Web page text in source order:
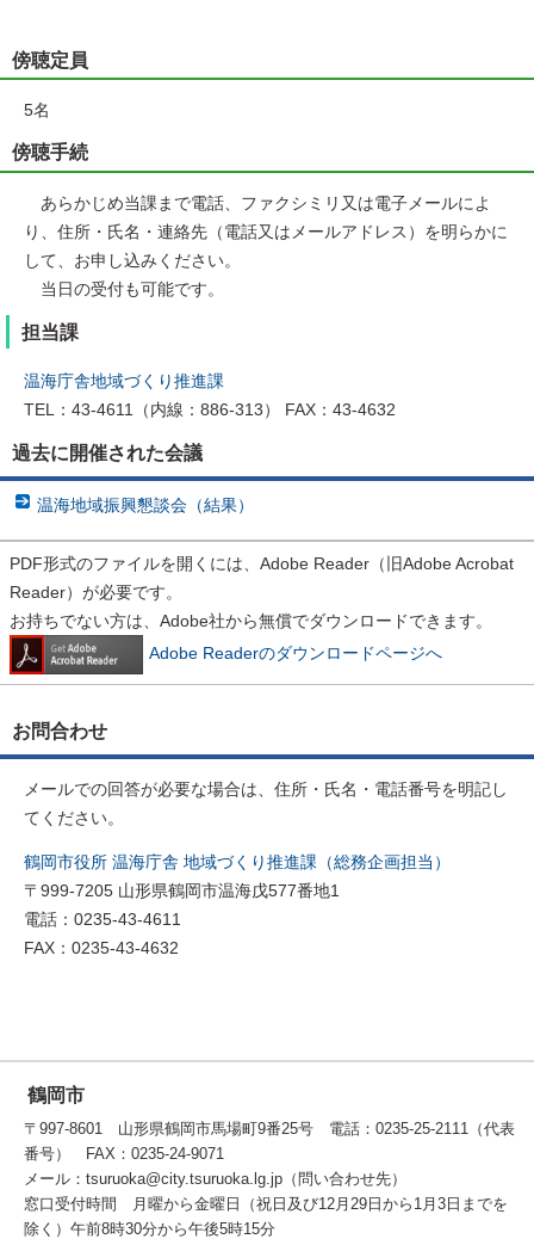
傍聴定員
5名
傍聴手続
あらかじめ当課まで電話、ファクシミリ又は電子メールによ
り、住所・氏名・連絡先（電話又はメールアドレス）を明らかに
して、お申し込みください。
当日の受付も可能です。
担当課
温海庁舎地域づくり推進課
TEL：43-4611（内線：886-313） FAX：43-4632
過去に開催された会議
温海地域振興懇談会（結果）
PDF形式のファイルを開くには、Adobe Reader（旧Adobe Acrobat
Reader）が必要です。
お持ちでない方は、Adobe社から無償でダウンロードできます。
Adobe Readerのダウンロードページへ
お問合わせ
メールでの回答が必要な場合は、住所・氏名・電話番号を明記し
てください。
鶴岡市役所 温海庁舎 地域づくり推進課（総務企画担当）
〒999-7205 山形県鶴岡市温海戊577番地1
電話：0235-43-4611
FAX：0235-43-4632
鶴岡市
〒997-8601 山形県鶴岡市馬場町9番25号 電話：0235-25-2111（代表
番号） FAX：0235-24-9071
メール：tsuruoka@city.tsuruoka.lg.jp（問い合わせ先）
窓口受付時間 月曜から金曜日（祝日及び12月29日から1月3日までを
除く）午前8時30分から午後5時15分